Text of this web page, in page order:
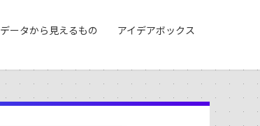
データから見えるもの アイデアボックス